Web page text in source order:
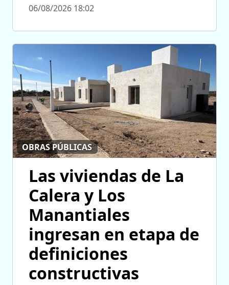
06/08/2026 18:02
OBRAS PÚBLICAS
Las viviendas de La
Calera y Los
Manantiales
ingresan en etapa de
definiciones
constructivas